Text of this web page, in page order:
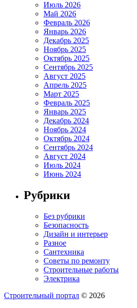
Июль 2026
Май 2026
Февраль 2026
Январь 2026
Декабрь 2025
Ноябрь 2025
Октябрь 2025
Сентябрь 2025
Август 2025
Апрель 2025
Март 2025
Февраль 2025
Январь 2025
Декабрь 2024
Ноябрь 2024
Октябрь 2024
Сентябрь 2024
Август 2024
Июль 2024
Июнь 2024
Рубрики
Без рубрики
Безопасность
Дизайн и интерьер
Разное
Сантехника
Советы по ремонту
Строительные работы
Электрика
Строительный портал © 2026